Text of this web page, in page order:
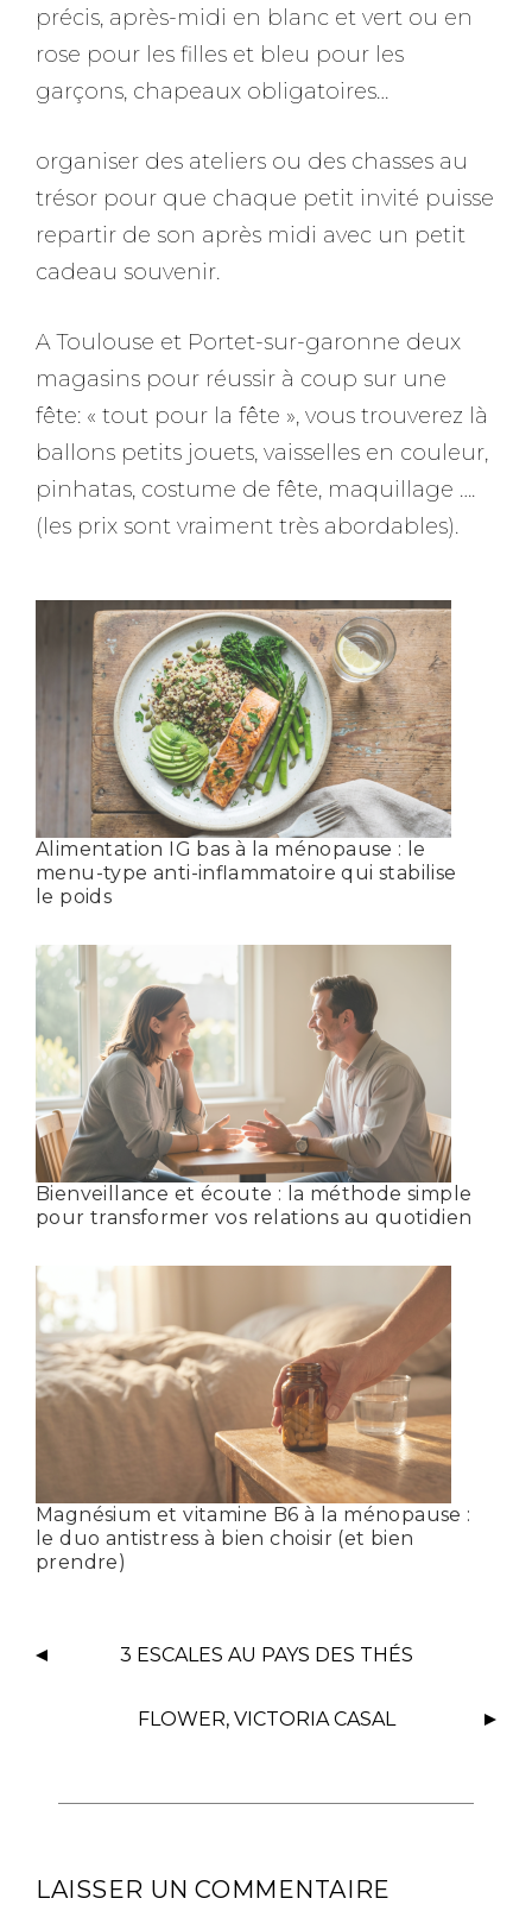
précis, après-midi en blanc et vert ou en
rose pour les filles et bleu pour les
garçons, chapeaux obligatoires…
organiser des ateliers ou des chasses au
trésor pour que chaque petit invité puisse
repartir de son après midi avec un petit
cadeau souvenir.
A Toulouse et Portet-sur-garonne deux
magasins pour réussir à coup sur une
fête: « tout pour la fête », vous trouverez là
ballons petits jouets, vaisselles en couleur,
pinhatas, costume de fête, maquillage ….
(les prix sont vraiment très abordables).
Alimentation IG bas à la ménopause : le
menu-type anti-inflammatoire qui stabilise
le poids
Bienveillance et écoute : la méthode simple
pour transformer vos relations au quotidien
Magnésium et vitamine B6 à la ménopause :
le duo antistress à bien choisir (et bien
prendre)
3 ESCALES AU PAYS DES THÉS
FLOWER, VICTORIA CASAL
LAISSER UN COMMENTAIRE